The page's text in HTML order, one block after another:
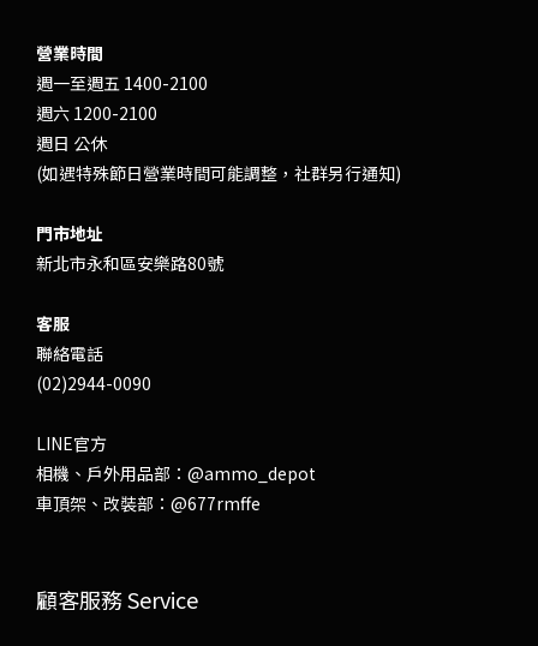
營業時間
週一至週五 1400-2100
週六 1200-2100
週日 公休
(如遇特殊節日營業時間可能調整，社群另行通知)
門市地址
新北市永和區安樂路80號
客服
聯絡電話
(02)2944-0090
LINE官方
相機、戶外用品部： @ammo_depot
車頂架、改裝部： @677rmffe
顧客服務 Service